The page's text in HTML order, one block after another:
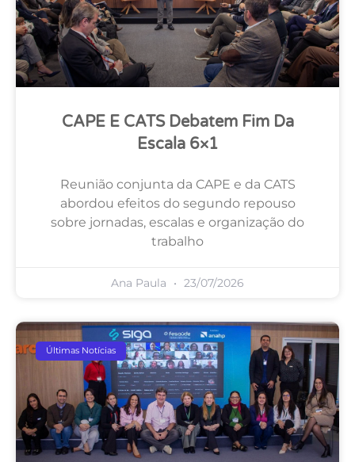
CAPE E CATS Debatem Fim Da
Escala 6×1
Reunião conjunta da CAPE e da CATS
abordou efeitos do segundo repouso
sobre jornadas, escalas e organização do
trabalho
Ana Paula 23/07/2026
Últimas Notícias